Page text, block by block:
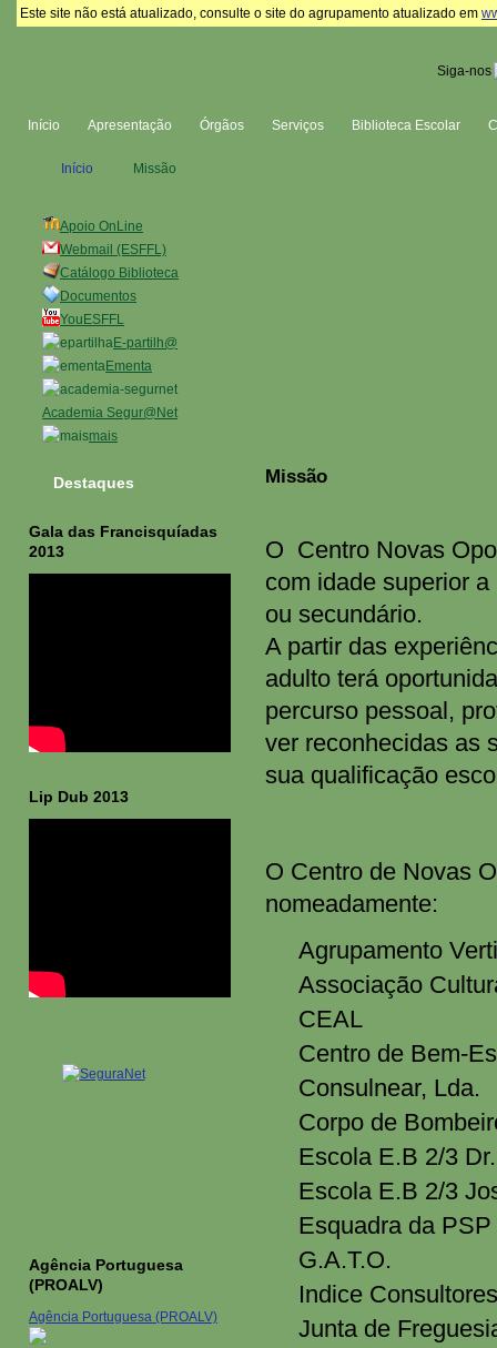
Este site não está atualizado, consulte o site do agrupamento atualizado em
Siga-nos
Início Apresentação Órgãos Serviços Biblioteca Escolar
Apoio OnLine
Webmail (ESFFL)
Catálogo Biblioteca
Documentos
YouESFFL
E-partilh@
Ementa
Academia Segur@Net
mais
Início Missão
Missão
O Centro Novas
com idade superior
ou secundário.
A partir das
adulto terá
percurso pessoal,
ver reconhecidas as
sua qualificação
O Centro de Novas
nomeadamente:
Agrupamento
Associação
CEAL
Centro de Bem-
Consulnear, Lda.
Corpo de
Escola E.B 2/3
Escola E.B 2/3
Esquadra da
G.A.T.O.
Indice
Junta de
Destaques
Gala das Francisquíadas
2013
Lip Dub 2013
Agência Portuguesa
(PROALV)
Agência Portuguesa (PROALV)